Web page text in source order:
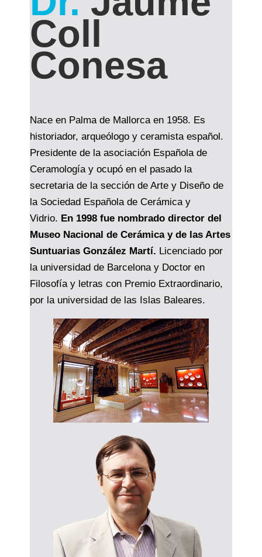
Coll
Conesa
Nace en Palma de Mallorca en 1958. Es
historiador, arqueólogo y ceramista español.
Presidente de la asociación Española de
Ceramología y ocupó en el pasado la
secretaria de la sección de Arte y Diseño de
la Sociedad Española de Cerámica y
Vidrio. En 1998 fue nombrado director del
Museo Nacional de Cerámica y de las Artes
Suntuarias González Martí. Licenciado por
la universidad de Barcelona y Doctor en
Filosofía y letras con Premio Extraordinario,
por la universidad de las Islas Baleares.